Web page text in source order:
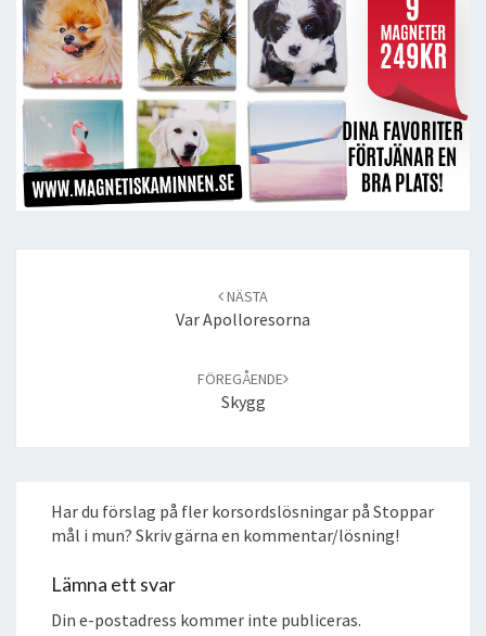
NÄSTA
Var Apolloresorna
FÖREGÅENDE
Skygg
Har du förslag på fler korsordslösningar på Stoppar
mål i mun? Skriv gärna en kommentar/lösning!
Lämna ett svar
Din e-postadress kommer inte publiceras.